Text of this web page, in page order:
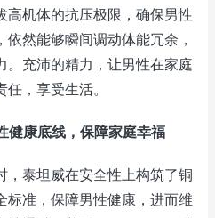
高机体的抗压极限，确保男性
然能够瞬间调动体能冗余，
。充沛的精力，让男性在家庭
，享受生活。
健康底线，保障家庭幸福
，泰坦威在安全性上构筑了铜
标准，保障男性健康，进而维